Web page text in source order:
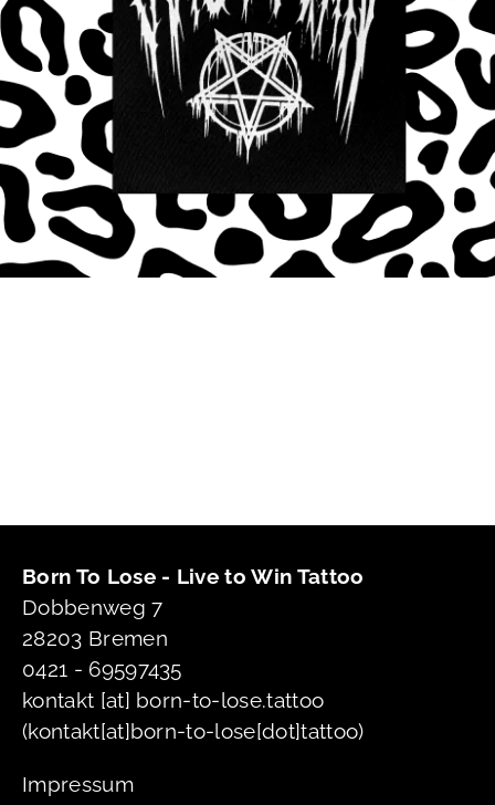
Born To Lose - Live to Win Tattoo
Dobbenweg 7
28203 Bremen
0421 - 69597435
kontakt [at] born-to-lose.tattoo
(kontakt[at]born-to-lose[dot]tattoo)
Impressum